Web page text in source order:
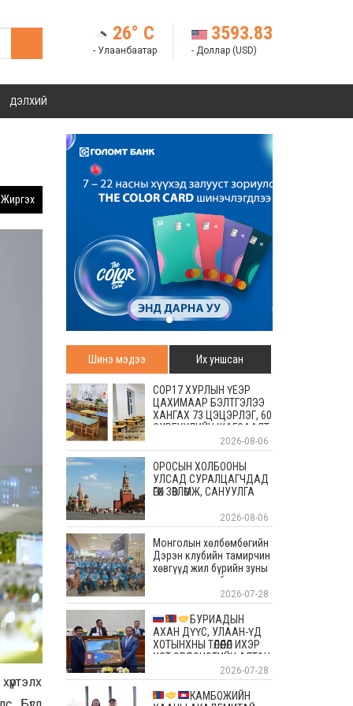
26° C
- Улаанбаатар
3593.83
- Доллар (USD)
ДЭЛХИЙ
Жиргэх
Шинэ мэдээ Их уншсан
COP17 ХУРЛЫН ҮЕЭР
ЦАХИМААР БЭЛТГЭЛЭЭ
ХАНГАХ 73 ЦЭЦЭРЛЭГ, 60
СУРГУУЛИЙН ЖАГСААЛТ
2026-08-06
ОРОСЫН ХОЛБООНЫ
УЛСАД СУРАЛЦАГЧДАД
ӨГӨХ ЗӨВЛӨМЖ, САНУУЛГА
2026-08-06
Монголын хөлбөмбөгийн
Дэрэн клубийн тамирчин
хөвгүүд жил бүрийн зуны
энэ өдрүүдэд болдог
уламжлалт Скандиновын
орнуудын тэмцээндээ
оролцоод ирлээ
2026-07-28
БУРИАДЫН
АХАН ДҮҮС, УЛААН-ҮД
ХОТЫНХНЫ ТӨЛӨӨЛӨЛ ИХЭР
ХОТ ЭРДЭНЭТИЙН АЛТАН
ОЙД БАЯР ХҮРГЭЛЭЭ
2026-07-28
КАМБОЖИЙН